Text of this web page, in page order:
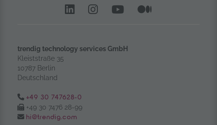
LinkedIn – öffnet in einem
Instagram öffnet in
YouTube
trendig technology services GmbH
Kleiststraße 35
10787 Berlin
Deutschland
Tel.:
+49 30 747628-0
Fax:
+49 30 7476 28-99
Email:
hi@trendig.com